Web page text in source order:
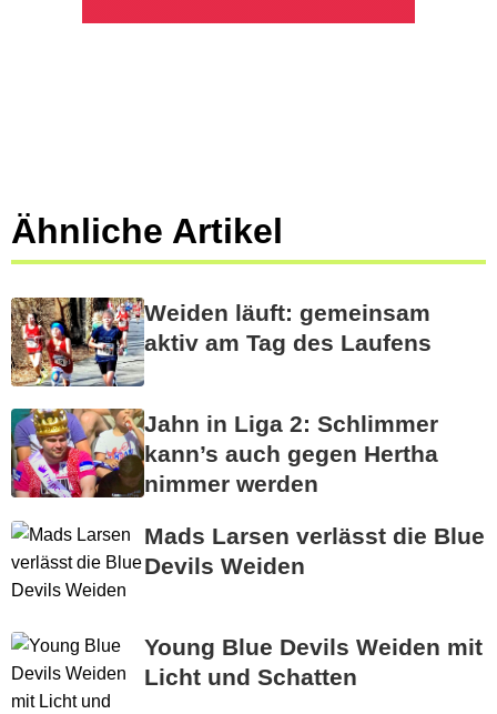
Ähnliche Artikel
Weiden läuft: gemeinsam
aktiv am Tag des Laufens
Jahn in Liga 2: Schlimmer
kann’s auch gegen Hertha
nimmer werden
Mads Larsen verlässt die Blue
Devils Weiden
Young Blue Devils Weiden mit
Licht und Schatten